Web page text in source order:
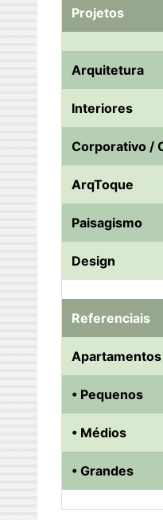
Projetos
Arquitetura
Interiores
Corporativo /
ArqToque
Paisagismo
Design
Referenciais
Apartamentos
• Pequenos
• Médios
• Grandes